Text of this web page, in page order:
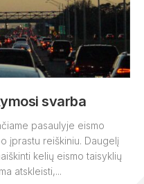
svarba
pasaulyje eismo
įprastu reiškiniu. Daugelį
kelių eismo taisyklių
atskleisti,...